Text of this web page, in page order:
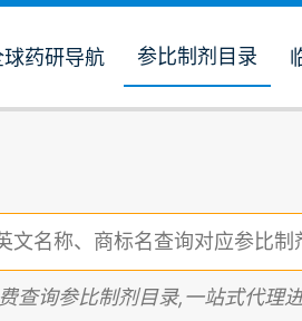
球药研导航 参比制剂目录
查询参比制剂目录,一站式代理